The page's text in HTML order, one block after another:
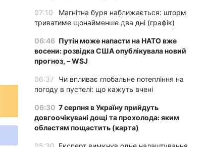
07:10
Магнітна буря наближається: шторм
триватиме щонайменше два дні (графік)
06:46 Путін може напасти на НАТО вже
восени: розвідка США опублікувала новий
прогноз, – WSJ
06:37
Чи впливає глобальне потепління на
погоду в пустелі: що кажуть вчені
06:30 7 серпня в Україну прийдуть
довгоочікувані дощі та прохолода: яким
областям пощастить (карта)